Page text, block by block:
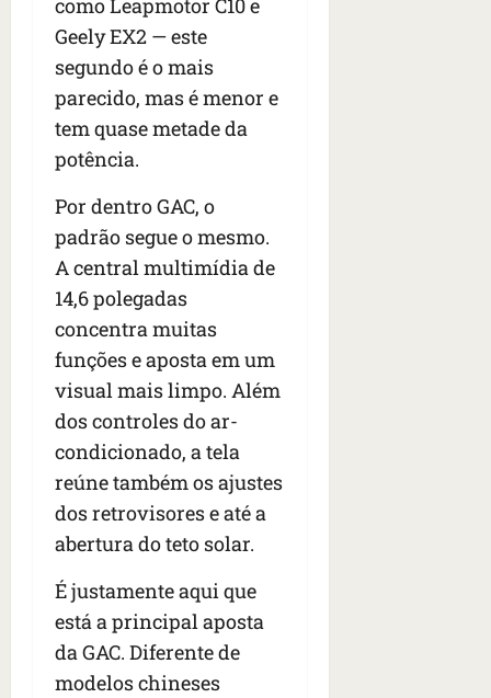
Geely EX2 — este
segundo é o mais
parecido, mas é menor e
tem quase metade da
potência.
Por dentro GAC, o
padrão segue o mesmo.
A central multimídia de
14,6 polegadas
concentra muitas
funções e aposta em um
visual mais limpo. Além
dos controles do ar-
condicionado, a tela
reúne também os ajustes
dos retrovisores e até a
abertura do teto solar.
É justamente aqui que
está a principal aposta
da GAC. Diferente de
modelos chineses